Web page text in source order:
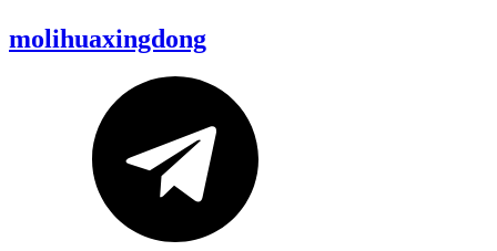
molihuaxingdong